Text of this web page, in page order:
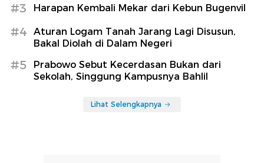
#3 Harapan Kembali Mekar dari Kebun Bugenvil
#4
Aturan Logam Tanah Jarang Lagi Disusun,
Bakal Diolah di Dalam Negeri
#5
Prabowo Sebut Kecerdasan Bukan dari
Sekolah, Singgung Kampusnya Bahlil
Lihat Selengkapnya